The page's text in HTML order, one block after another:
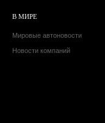
В МИРЕ
Мировые автоновости
Новости компаний